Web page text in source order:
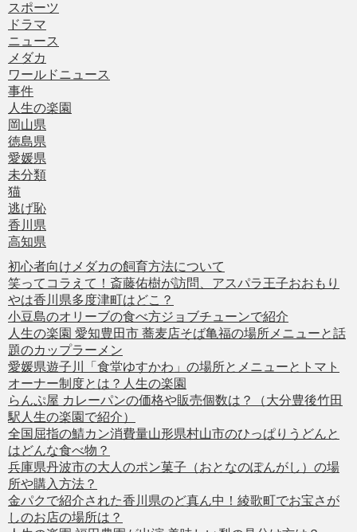
スポーツ
ドラマ
ニュース
メダカ
ワールドニュース
事件
人生の楽園
岡山県
徳島県
愛媛県
未分類
猫
逃げ恥
香川県
高知県
初心者向けメダカの飼育方法について
笑ってコラえて！斎藤佑樹が訪問、アスパラ王子おおもり
やは香川県多度津町はどこ？
小豆島のオリーブの食べ方ジョブチューンで紹介
人生の楽園 愛知豊田市 蕎麦店そば亀福の場所メニューと話
題のカップラーメン
愛媛県遊子川「食堂ゆすかわ」の場所とメニューとトマト
オーナー制度とは？人生の楽園
らんぷ屋 カレーパンの価格や販売個数は？（大分豊後竹田
駅人生の楽園で紹介）
全国屈指の鯖カン消費量山形県村山市のひっぱりうどんと
はどんな食べ物？
兵庫県丹波市の大人のポン菓子（おとなのぽんがし）の場
所や購入方法？
金パクで紹介された香川県のど真ん中！綾歌町でお宝さが
しのお店の場所は？